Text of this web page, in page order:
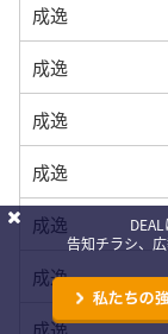
成逸
成逸
成逸
成逸
成逸
成逸
成逸
DEAL
告知チラシ、